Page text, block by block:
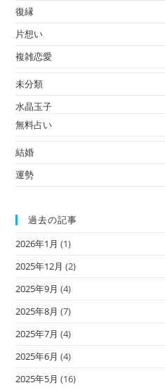
復縁
片想い
複雑恋愛
未分類
水晶玉子
無料占い
結婚
運勢
過去の記事
2026年1月 (1)
2025年12月 (2)
2025年9月 (4)
2025年8月 (7)
2025年7月 (4)
2025年6月 (4)
2025年5月 (16)